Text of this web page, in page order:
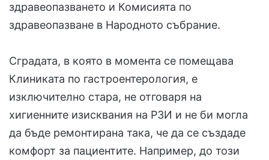
здравеопазването и Комисията по
здравеопазване в Народното събрание.
Сградата, в която в момента се помещава
Клиниката по гастроентерология, е
изключително стара, не отговаря на
хигиенните изисквания на РЗИ и не би могла
да бъде ремонтирана така, че да се създаде
комфорт за пациентите. Например, до този